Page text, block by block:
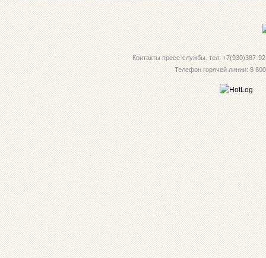
Контакты пресс-службы. тел: +7(930)387-
Телефон горячей линии: 8